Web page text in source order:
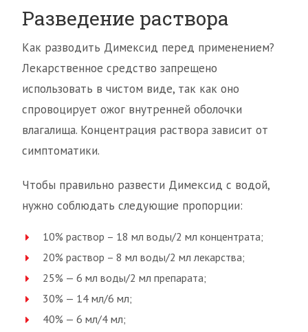
Разведение раствора
Как разводить Димексид перед применением?
Лекарственное средство запрещено
использовать в чистом виде, так как оно
спровоцирует ожог внутренней оболочки
влагалища. Концентрация раствора зависит от
симптоматики.
Чтобы правильно развести Димексид с водой,
нужно соблюдать следующие пропорции:
10% раствор – 18 мл воды/2 мл концентрата;
20% раствор – 8 мл воды/2 мл лекарства;
25% — 6 мл воды/2 мл препарата;
30% — 14 мл/6 мл;
40% — 6 мл/4 мл;